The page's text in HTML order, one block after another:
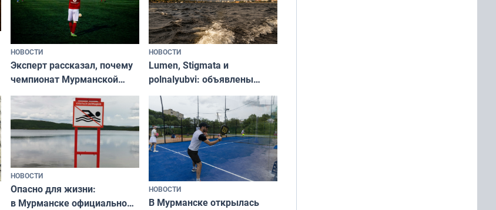
НОВОСТИ
Эксперт рассказал, почему
чемпионат Мурманской
области по футболу остался
незамеченным
НОВОСТИ
Lumen, Stigmata и
polnalyubvi: объявлены
хедлайнеры фестиваля
«Имандра» в 2026 года
НОВОСТИ
Опасно для жизни:
в Мурманске официально
НОВОСТИ
В Мурманске открылась